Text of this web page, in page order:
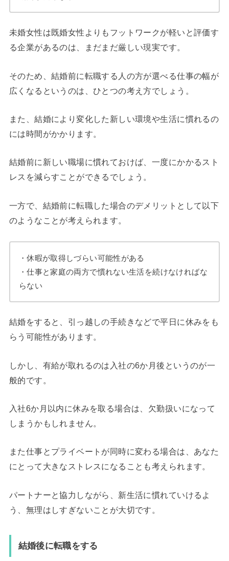
未婚女性は既婚女性よりもフットワークが軽いと評価す
る企業があるのは、まだまだ厳しい現実です。
そのため、結婚前に転職する人の方が選べる仕事の幅が
広くなるというのは、ひとつの考え方でしょう。
また、結婚により変化した新しい環境や生活に慣れるの
には時間がかかります。
結婚前に新しい職場に慣れておけば、一度にかかるスト
レスを減らすことができるでしょう。
一方で、結婚前に転職した場合のデメリットとして以下
のようなことが考えられます。
・休暇が取得しづらい可能性がある
・仕事と家庭の両方で慣れない生活を続けなければな
らない
結婚をすると、引っ越しの手続きなどで平日に休みをも
らう可能性があります。
しかし、有給が取れるのは入社の6か月後というのが一
般的です。
入社6か月以内に休みを取る場合は、欠勤扱いになって
しまうかもしれません。
また仕事とプライベートが同時に変わる場合は、あなた
にとって大きなストレスになることも考えられます。
パートナーと協力しながら、新生活に慣れていけるよ
う、無理はしすぎないことが大切です。
結婚後に転職をする